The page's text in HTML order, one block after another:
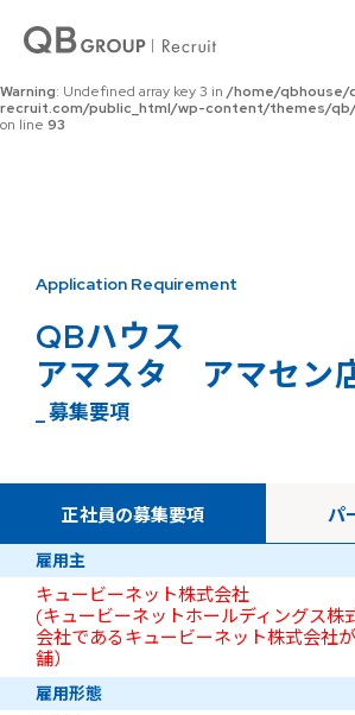
Warning : Undefined array key 0 in
recruit.com/public_html/wp-content/themes/
on line92
Warning: Undefined array key 3 in /home/qbhouse/
recruit.com/public_html/wp-content/themes/
on line 93
Application Requirement
QBハウス
アマスタ アマセン
_ 募集要項
正社員の募集要項 パ
雇用主
キュービーネット株式会社
(キュービーネットホールディングス株
会社であるキュービーネット株式会社
舗）
雇用形態